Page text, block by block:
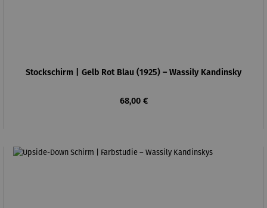
Stockschirm | Gelb Rot Blau (1925) – Wassily Kandinsky
Regulärer Preis:
68,00 €